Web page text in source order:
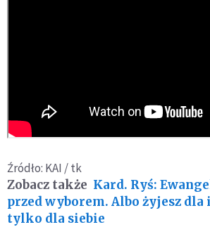
Źródło: KAI / tk
Zobacz także Kard. Ryś:
przed wyborem. Albo żyjesz dla
tylko dla siebie